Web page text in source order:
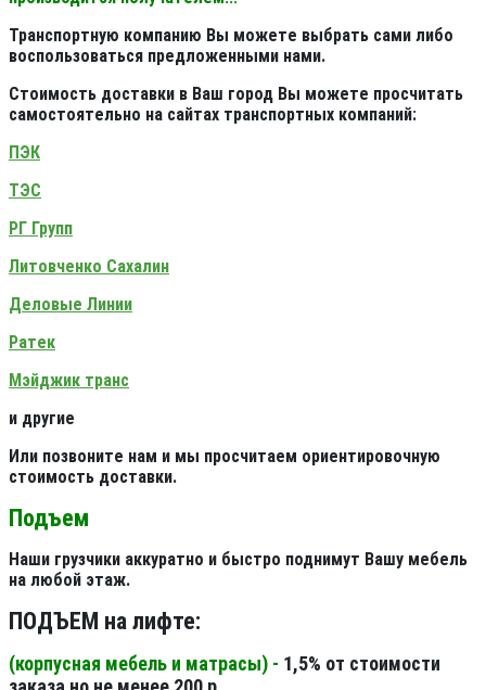
Транспортную компанию Вы можете выбрать сами либо
воспользоваться предложенными нами.
Стоимость доставки в Ваш город Вы можете просчитать
самостоятельно на сайтах транспортных компаний:
ПЭК
ТЭС
РГ Групп
Литовченко Сахалин
Деловые Линии
Ратек
Мэйджик транс
и другие
Или позвоните нам и мы просчитаем ориентировочную
стоимость доставки.
Подъем
Наши грузчики аккуратно и быстро поднимут Вашу мебель
на любой этаж.
ПОДЪЕМ на лифте:
(корпусная мебель и матрасы) - 1,5% от стоимости